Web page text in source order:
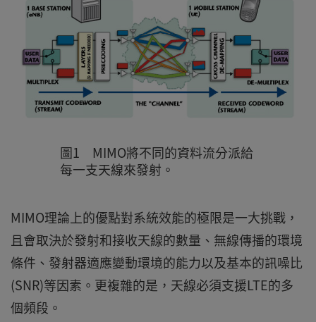
圖1 MIMO將不同的資料流分派給
每一支天線來發射。
MIMO理論上的優點對系統效能的極限是一大挑戰，
且會取決於發射和接收天線的數量、無線傳播的環境
條件、發射器適應變動環境的能力以及基本的訊噪比
(SNR)等因素。更複雜的是，天線必須支援LTE的多
個頻段。